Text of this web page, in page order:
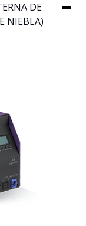
DE
NIEBLA)